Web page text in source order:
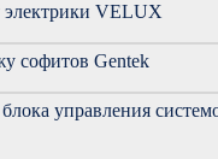
VELUX
софитов Gentek
управления